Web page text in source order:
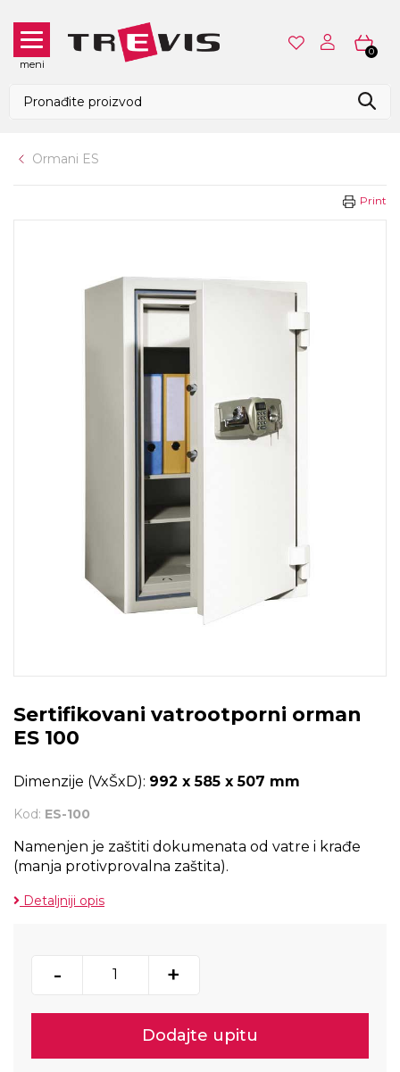
meni
0
Ormani ES
Print
Sertifikovani vatrootporni orman
ES 100
Dimenzije (VxŠxD): 992 x 585 x 507 mm
Kod: ES-100
Namenjen je zaštiti dokumenata od vatre i krađe
(manja protivprovalna zaštita).
Detaljniji opis
- +
Dodajte upitu